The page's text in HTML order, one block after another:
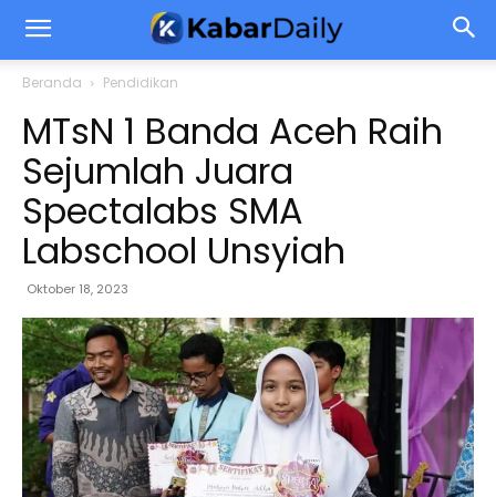
Beranda Pendidikan
MTsN 1 Banda Aceh Raih
Sejumlah Juara
Spectalabs SMA
Labschool Unsyiah
Oktober 18, 2023